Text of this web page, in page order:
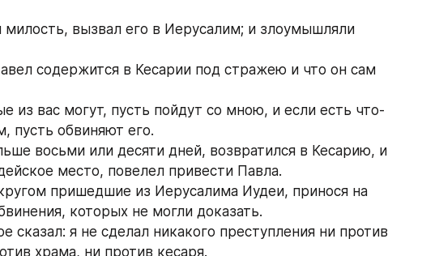
милость, вызвал его в Иерусалим; и злоумышляли
содержится в Кесарии под стражею и что он сам
из вас могут, пусть пойдут со мною, и если есть что‐
пусть обвиняют его.
восьми или десяти дней, возвратился в Кесарию, и
место, повелел привести Павла.
пришедшие из Иерусалима Иудеи, принося на
которых не могли доказать.
сказал: я не сделал никакого преступления ни против
храма, ни против кесаря.